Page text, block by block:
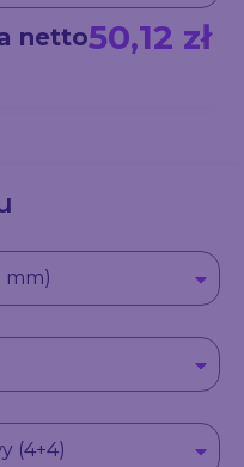
B), należy
– każde po
netto50,12 zł
mm)
(4+4)